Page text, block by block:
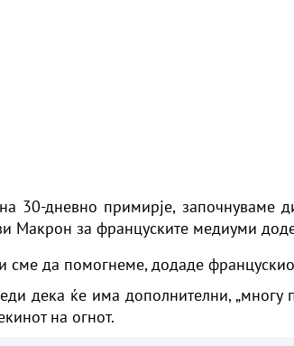
30-дневно примирје, започнуваме
Макрон за француските медиуми
сме да помогнеме, додаде
дека ќе има дополнителни, „многу
на огнот.